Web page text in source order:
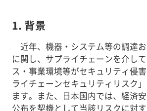
1. 背景
近年、機器・システム等の調達
に関し、サプライチェーンを介し
ス・事業環境等がセキュリティ侵
ライチェーンセキュリティリスク
ます。また、日本国内では、経済
公布を契機として当該リスクに対